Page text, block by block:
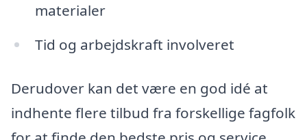
materialer
Tid og arbejdskraft involveret
Derudover kan det være en god idé at
indhente flere tilbud fra forskellige fagfolk